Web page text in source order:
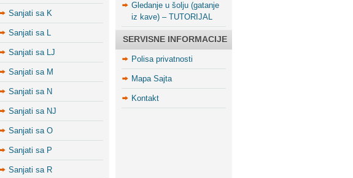
Sanjati sa K
Sanjati sa L
Sanjati sa LJ
Sanjati sa M
Sanjati sa N
Sanjati sa NJ
Sanjati sa O
Sanjati sa P
Sanjati sa R
Gledanje u šolju (gatanje
iz kave) – TUTORIJAL
SERVISNE INFORMACIJE
Polisa privatnosti
Mapa Sajta
Kontakt